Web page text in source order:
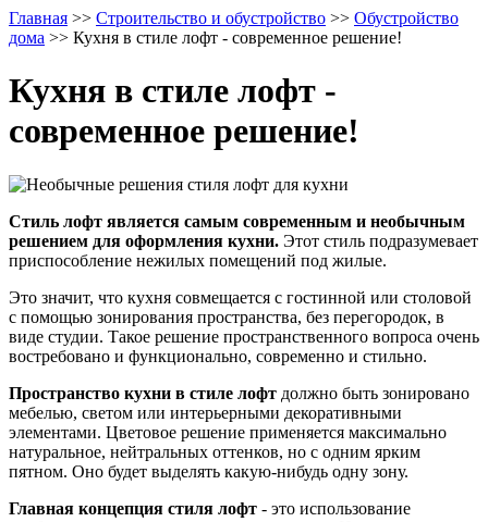
Главная >> Строительство и обустройство >> Обустройство
дома >> Кухня в стиле лофт - современное решение!
Кухня в стиле лофт -
современное решение!
Стиль лофт является самым современным и необычным
решением для оформления кухни. Этот стиль подразумевает
приспособление нежилых помещений под жилые.
Это значит, что кухня совмещается с гостинной или столовой
с помощью зонирования пространства, без перегородок, в
виде студии. Такое решение пространственного вопроса очень
востребовано и функционально, современно и стильно.
Пространство кухни в стиле лофт должно быть зонировано
мебелью, светом или интерьерными декоративными
элементами. Цветовое решение применяется максимально
натуральное, нейтральных оттенков, но с одним ярким
пятном. Оно будет выделять какую-нибудь одну зону.
Главная концепция стиля лофт - это использование